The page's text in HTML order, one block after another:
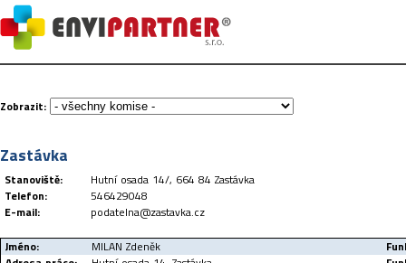
Zobrazit:
Zastávka
Stanoviště:
Hutní osada 14/, 664 84 Zastávka
Telefon:
546429048
E-mail:
podatelna@zastavka.cz
Jméno:
MILAN Zdeněk